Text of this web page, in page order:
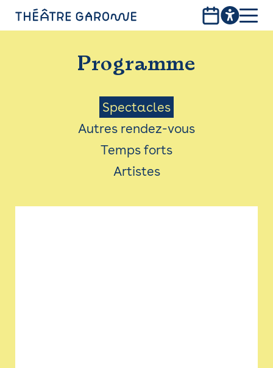
PROGRAMME
INFOS PRATIQUES
AVEC LES PUBLICS
ACCESSIBILITÉ
LES PRODUCTIONS
Programme
Menu
Saison
Spectacles
Autres rendez-vous
Temps forts
Artistes